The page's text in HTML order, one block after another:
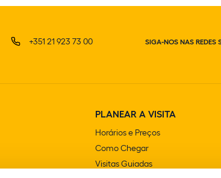
+351 21 923 73 00 SIGA-NOS NAS REDES
PLANEAR A VISITA
Horários e Preços
Como Chegar
Visitas Guiadas